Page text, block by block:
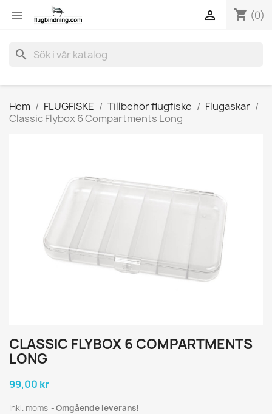
 shopping_cart (0)

search
Hem FLUGFISKE Tillbehör flugfiske
Flugaskar
Classic Flybox 6 Compartments Long
CLASSIC FLYBOX 6 COMPARTMENTS
LONG
99,00 kr
Inkl. moms Omgående leverans!